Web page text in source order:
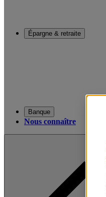
Épargne & retraite
Banque
Nous connaître